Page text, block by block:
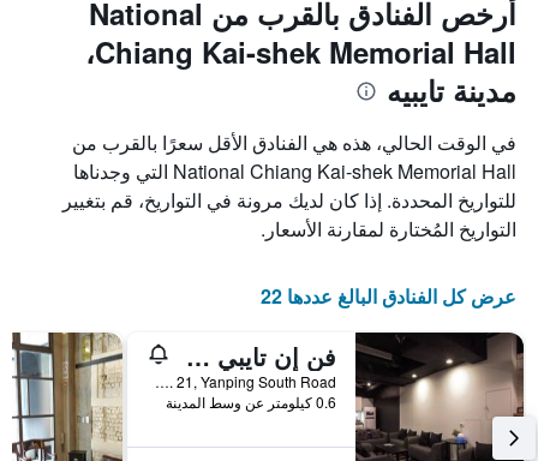
أرخص الفنادق بالقرب من National
Chiang Kai-shek Memorial Hall،
مدينة تايبيه
في الوقت الحالي، هذه هي الفنادق الأقل سعرًا بالقرب من
National Chiang Kai-shek Memorial Hall التي وجدناها
للتواريخ المحددة. إذا كان لديك مرونة في التواريخ، قم بتغيير
التواريخ المُختارة لمقارنة الأسعار.
عرض كل الفنادق البالغ عددها 22
فن إن تايبي هوستل
2F, No. 21, Yanping South Road, مدينة تايبيه, تايوان
0.6 كيلومتر عن وسط المدينة